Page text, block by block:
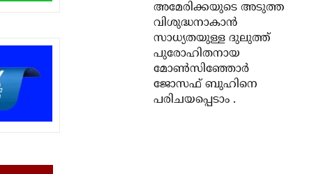
അമേരിക്കയുടെ അടുത്ത
വിശുദ്ധനാകാൻ
സാധ്യതയുള്ള ദുലുത്ത്
പുരോഹിതനായ
മോൺസിഞ്ഞോർ
ജോസഫ് ബുഹിനെ
പരിചയപ്പെടാം .